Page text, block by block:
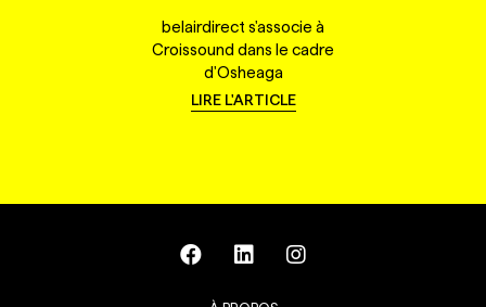
belairdirect s'associe à
Croissound dans le cadre
d'Osheaga
LIRE L'ARTICLE